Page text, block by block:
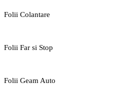
Folii Colantare
Folii Far si Stop
Folii Geam Auto